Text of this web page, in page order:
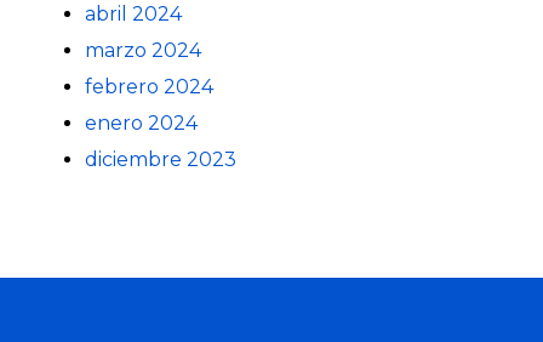
abril 2024
marzo 2024
febrero 2024
enero 2024
diciembre 2023